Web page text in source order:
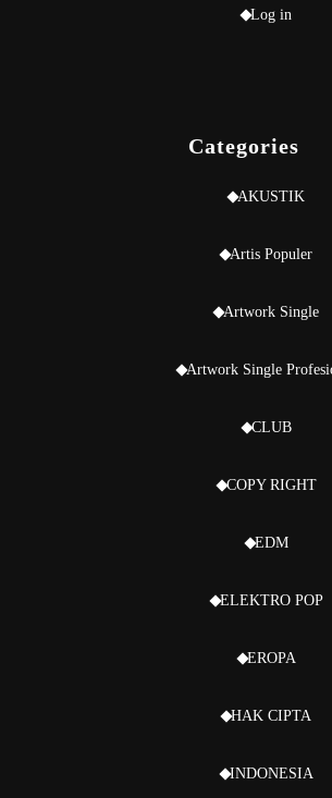
Log in
Categories
AKUSTIK
Artis Populer
Artwork Single
Artwork Single
CLUB
COPY RIGHT
EDM
ELEKTRO POP
EROPA
HAK CIPTA
INDONESIA